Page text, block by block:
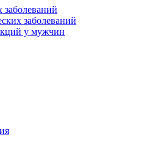
заболеваний
заболеваний
у мужчин